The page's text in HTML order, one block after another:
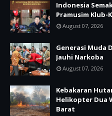
Indonesia
Pramusim Klub-
August 07, 2026
Generasi Muda
Jauhi Narkoba
August 07, 2026
Kebakaran
Helikopter Dua
Barat